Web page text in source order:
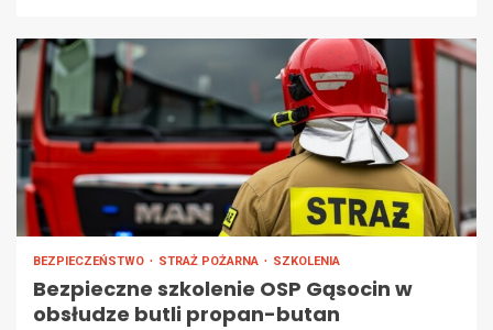
BEZPIECZEŃSTWO STRAŻ POŻARNA SZKOLENIA
Bezpieczne szkolenie OSP Gąsocin w
obsłudze butli propan-butan